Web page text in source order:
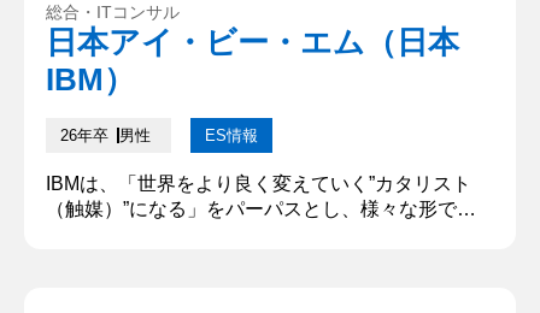
IBMで自分が果たしたい役割やIBMでの仕事を通じ
て成し遂げたいことを教えてください。 IBMでデジ
タルビジネスコンサル...
総合・ITコンサル
日本アイ・ビー・エム（日本
IBM）
26年卒 男性 ES情報
IBMは、「世界をより良く変えていく”カタリスト
（触媒）”になる」をパーパスとし、様々な形で社